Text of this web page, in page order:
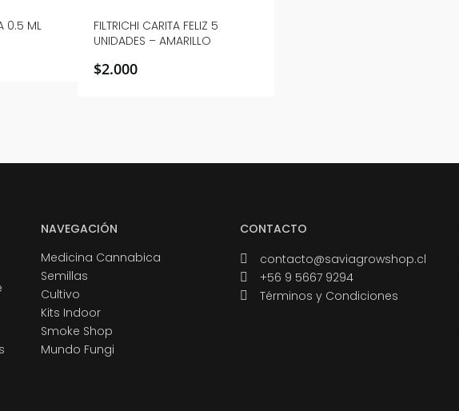
0.5 ML
FILTRICHI CARITA FELIZ 5
UNIDADES – AMARILLO
$2.000
NAVEGACIÓN
Medicina Cannabica
Semillas
Cultivo
Kits Indoor
Smoke Shop
Mundo Fungi
CONTACTO
contacto@saviagrowshop.cl
+56 9 5667 9294
Términos y Condiciones